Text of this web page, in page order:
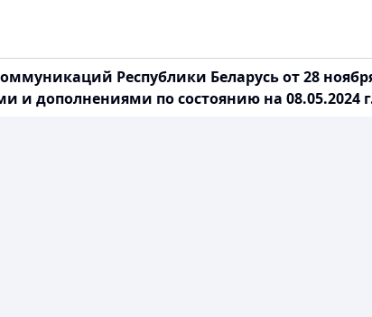
Республики Беларусь от 28
дополнениями по состоянию на 08.05.2024